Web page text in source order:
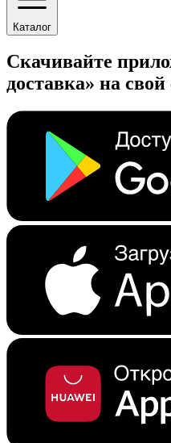
Каталог
Скачивайте
доставка» на